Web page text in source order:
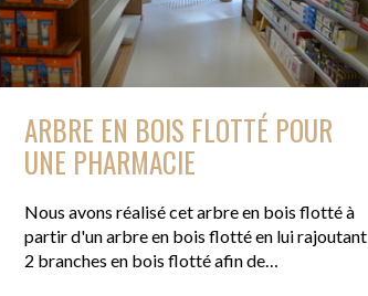
ARBRE EN BOIS FLOTTÉ POUR
UNE PHARMACIE
Nous avons réalisé cet arbre en bois flotté à
partir d'un arbre en bois flotté en lui rajoutant
2 branches en bois flotté afin de…